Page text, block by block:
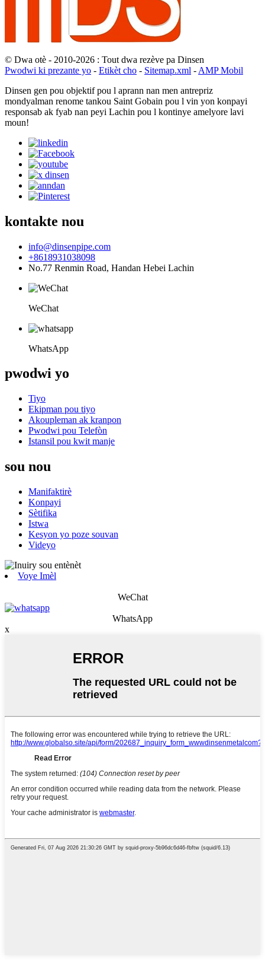
© Dwa otè - 2010-2026 : Tout dwa rezève pa Dinsen
Pwodwi ki prezante yo - Etikèt cho - Sitemap.xml - AMP Mobil
Dinsen gen pou objektif pou l aprann nan men antrepriz
mondyalman renome tankou Saint Gobain pou l vin yon konpayi
responsab ak fyab nan peyi Lachin pou l kontinye amelyore lavi
moun!
kontakte nou
info@dinsenpipe.com
+8618931038098
No.77 Renmin Road, Handan Hebei Lachin
WeChat
WhatsApp
pwodwi yo
Tiyo
Ekipman pou tiyo
Akoupleman ak kranpon
Pwodwi pou Telefòn
Istansil pou kwit manje
sou nou
Manifaktirè
Konpayi
Sètifika
Istwa
Kesyon yo poze souvan
Videyo
Voye Imèl
WeChat
WhatsApp
x